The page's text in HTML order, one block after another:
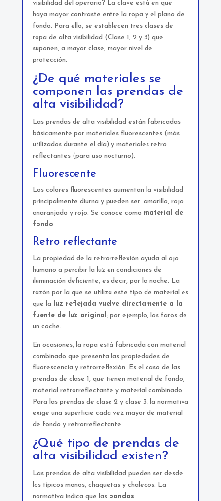
visibilidad del operario? La clave está en que
haya mayor contraste entre la ropa y el plano de
fondo. Para ello, se establecen tres clases de
ropa de alta visibilidad (Clase 1, 2 y 3) que
suponen, a mayor clase, mayor nivel de
protección.
¿De qué materiales se
componen las prendas de
alta visibilidad?
Las prendas de alta visibilidad están fabricadas
básicamente por materiales fluorescentes (más
utilizados durante el día) y materiales retro
reflectantes (para uso nocturno).
Fluorescente
Los colores fluorescentes aumentan la visibilidad
principalmente diurna y pueden ser: amarillo, rojo
anaranjado y rojo. Se conoce como material de
fondo.
Retro reflectante
La propiedad de la retrorreflexión ayuda al ojo
humano a percibir la luz en condiciones de
iluminación deficiente, es decir, por la noche. La
razón por la que se utiliza este tipo de material es
que la luz reflejada vuelve directamente a la
fuente de luz original; por ejemplo, los faros de
un coche.
En ocasiones, la ropa está fabricada con material
combinado que presenta las propiedades de
fluorescencia y retrorreflexión. Es el caso de las
prendas de clase 1, que tienen material de fondo,
material retrorreflectante y material combinado.
Para las prendas de clase 2 y clase 3, la normativa
exige una superficie cada vez mayor de material
de fondo y retrorreflectante.
¿Qué tipo de prendas de
alta visibilidad existen?
Las prendas de alta visibilidad pueden ser desde
los típicos monos, chaquetas y chalecos. La
normativa indica que las bandas